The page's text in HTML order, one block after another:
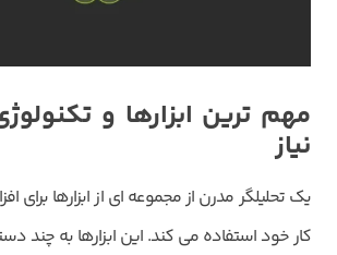
مهم ترین ابزارها و
نیاز
یک تحلیلگر مدرن از مجموعه ای از ابزارها
کار خود استفاده می کند. این ابزارها به چند